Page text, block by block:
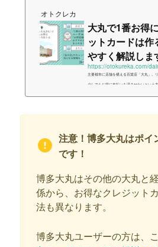
オトクレカ
大丸で1番お得
ットカードは作
やすく解説しま
https://otokureka.com/
主要都市に店舗を構える百貨店「大丸」。
少しでもお得に支払いを済ませたいという
ちゃんとまとめてますよ！大丸で使用でき
ましょう。 大丸で使用でき...
注意！博多大丸はポイ
です！
博多大丸はその他の大丸と
係から、お得なクレジット
法も異なります。
博多大丸ユーザーの方は、